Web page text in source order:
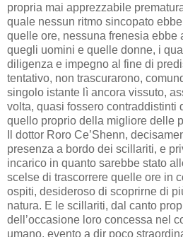
propria mai apprezzabile
quale nessun ritmo sincopato
quelle ore, nessuna frenesia ebbe
quegli uomini e quelle donne, i
diligenza e impegno al fine di
tentativo, non trascurarono,
singolo istante lì ancora vissuto,
volta, quasi fossero contraddistinti
quello proprio della migliore delle
Il dottor Roro Ce’Shenn,
presenza a bordo dei scillariti, e
incarico in quanto sarebbe stato
scelse di trascorrere quelle ore in
ospiti, desideroso di scoprirne di
natura. E le scillariti, dal canto
dell’occasione loro concessa nel
umano, evento a dir poco